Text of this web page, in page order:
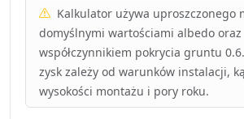
Kalkulator używa uproszczonego
domyślnymi wartościami albedo oraz
współczynnikiem pokrycia gruntu
zysk zależy od warunków instalacji,
wysokości montażu i pory roku.